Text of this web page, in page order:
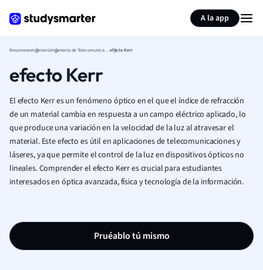
A la app
ResumenesIngeniería Ingeniería de Telecomunicaciones (Ingeniería)efecto Kerr
efecto Kerr
El efecto Kerr es un fenómeno óptico en el que el índice de refracción
de un material cambia en respuesta a un campo eléctrico aplicado, lo
que produce una variación en la velocidad de la luz al atravesar el
material. Este efecto es útil en aplicaciones de telecomunicaciones y
láseres, ya que permite el control de la luz en dispositivos ópticos no
lineales. Comprender el efecto Kerr es crucial para estudiantes
interesados en óptica avanzada, física y tecnología de la información.
Pruéablo tú mismo
Resumir página